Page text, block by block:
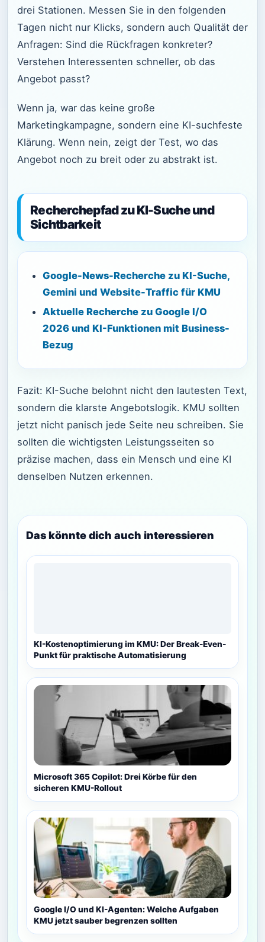
drei Stationen. Messen Sie in den folgenden
Tagen nicht nur Klicks, sondern auch Qualität der
Anfragen: Sind die Rückfragen konkreter?
Verstehen Interessenten schneller, ob das
Angebot passt?
Wenn ja, war das keine große
Marketingkampagne, sondern eine KI-suchfeste
Klärung. Wenn nein, zeigt der Test, wo das
Angebot noch zu breit oder zu abstrakt ist.
Recherchepfad zu KI-Suche und
Sichtbarkeit
Google-News-Recherche zu KI-Suche,
Gemini und Website-Traffic für KMU
Aktuelle Recherche zu Google I/O
2026 und KI-Funktionen mit Business-
Bezug
Fazit: KI-Suche belohnt nicht den lautesten Text,
sondern die klarste Angebotslogik. KMU sollten
jetzt nicht panisch jede Seite neu schreiben. Sie
sollten die wichtigsten Leistungsseiten so
präzise machen, dass ein Mensch und eine KI
denselben Nutzen erkennen.
Das könnte dich auch interessieren
KI-Kostenoptimierung im KMU: Der Break-Even-
Punkt für praktische Automatisierung
Microsoft 365 Copilot: Drei Körbe für den
sicheren KMU-Rollout
Google I/O und KI-Agenten: Welche Aufgaben
KMU jetzt sauber begrenzen sollten